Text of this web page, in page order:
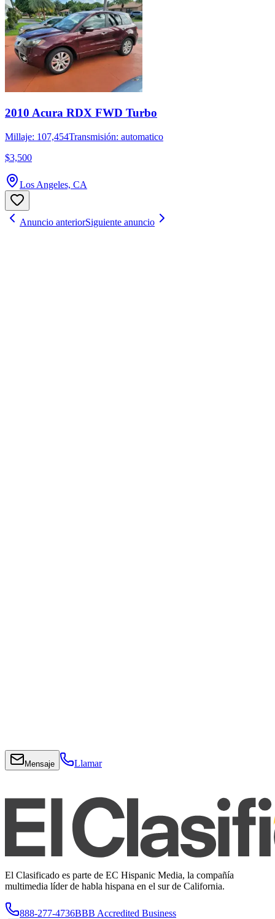
2010 Acura RDX FWD Turbo
Millaje: 107,454Transmisión: automatico
$3,500
Los Angeles, CA
Anuncio anteriorSiguiente anuncio
Mensaje Llamar
El Clasificado es parte de EC Hispanic Media, la compañía
multimedia líder de habla hispana en el sur de California.
888-277-4736BBB Accredited Business